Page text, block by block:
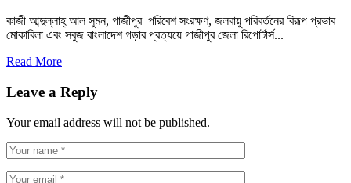
কাজী আব্দুল্লাহ্ আল সুমন, গাজীপুর পরিবেশ সংরক্ষণ, জলবায়ু পরিবর্তনের বিরূপ প্রভাব
মোকাবিলা এবং সবুজ বাংলাদেশ গড়ার প্রত্যয়ে গাজীপুর জেলা রিপোর্টার্স...
Read More
Leave a Reply
Your email address will not be published.